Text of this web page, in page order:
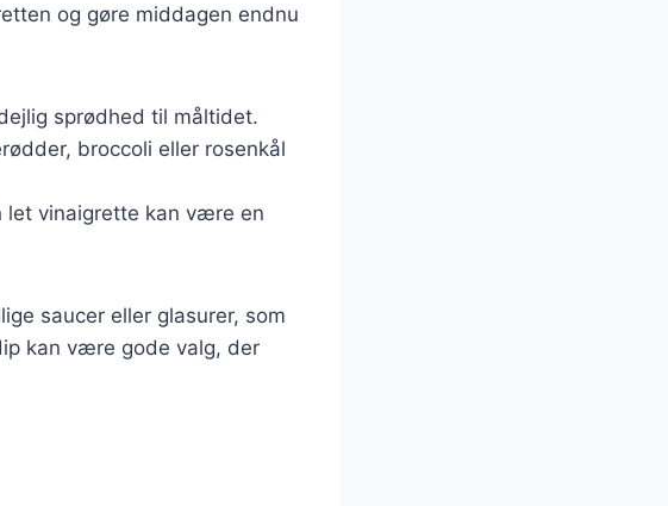
og gøre middagen endnu
sprødhed til måltidet.
broccoli eller rosenkål
let vinaigrette kan være en
saucer eller glasurer, som
kan være gode valg, der